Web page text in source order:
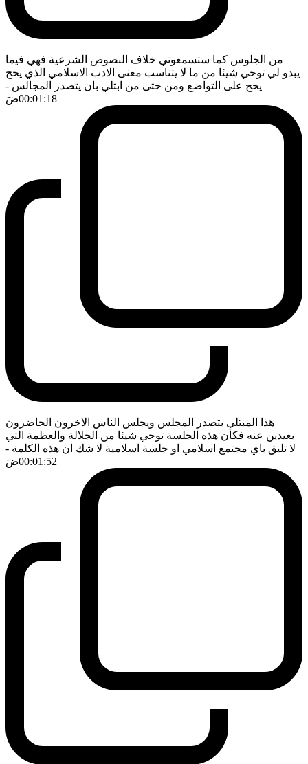
من الجلوس كما ستسمعوني خلاف النصوص الشرعية فهي فيما
يبدو لي توحي شيئا من ما لا يتناسب معنى الادب الاسلامي الذي يحج
يحج على التواضع ومن حتى من ابتلي بان يتصدر المجالس -
00:01:18ضَ
هذا المبتلى بتصدر المجلس ويجلس الناس الاخرون الحاضرون
بعيدين عنه فكأن هذه الجلسة توحي شيئا من الجلالة والعظمة التي
لا تليق باي مجتمع اسلامي او جلسة اسلامية لا شك ان هذه الكلمة -
00:01:52ضَ